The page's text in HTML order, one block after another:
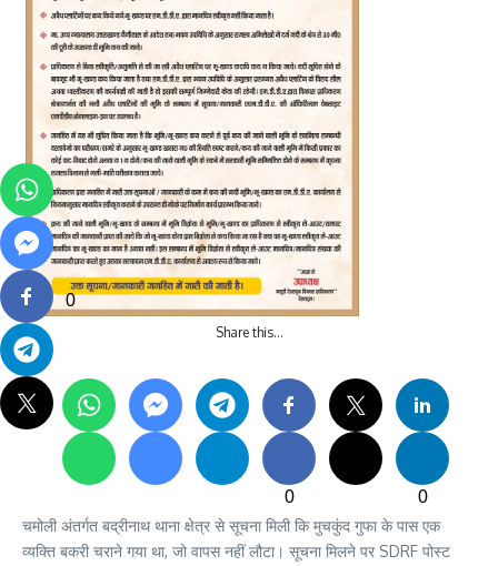
0
Share this…
0
0
चमोली अंतर्गत बद्रीनाथ थाना क्षेत्र से सूचना मिली कि मुचकुंद गुफा के पास एक
व्यक्ति बकरी चराने गया था, जो वापस नहीं लौटा। सूचना मिलने पर SDRF पोस्ट